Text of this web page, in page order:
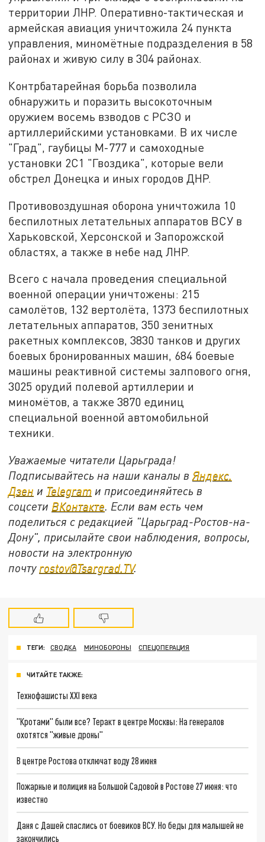
территории ЛНР. Оперативно-тактическая и
армейская авиация уничтожила 24 пункта
управления, миномётные подразделения в 58
районах и живую силу в 304 районах.
Контрбатарейная борьба позволила
обнаружить и поразить высокоточным
оружием восемь взводов с РСЗО и
артиллерийскими установками. В их числе
"Град", гаубицы M-777 и самоходные
установки 2С1 "Гвоздика", которые вели
обстрел Донецка и иных городов ДНР.
Противовоздушная оборона уничтожила 10
беспилотных летательных аппаратов ВСУ в
Харьковской, Херсонской и Запорожской
областях, а также в небе над ЛНР.
Всего с начала проведения специальной
военной операции уничтожены: 215
самолётов, 132 вертолёта, 1373 беспилотных
летательных аппаратов, 350 зенитных
ракетных комплексов, 3830 танков и других
боевых бронированных машин, 684 боевые
машины реактивной системы залпового огня,
3025 орудий полевой артиллерии и
миномётов, а также 3870 единиц
специальной военной автомобильной
техники.
Уважаемые читатели Царьграда!
Подписывайтесь на наши каналы вЯндекс.
Дзен и Telegram и присоединяйтесь в
соцсети ВКонтакте. Если вам есть чем
поделиться с редакцией "Царьград-Ростов-на-
Дону", присылайте свои наблюдения, вопросы,
новости на электронную
почту rostov@Tsargrad.ТV.
ТЕГИ: СВОДКА МИНОБОРОНЫ СПЕЦОПЕРАЦИЯ
ЧИТАЙТЕ ТАКЖЕ:
Технофашисты XXI века
"Кротами" были все? Теракт в центре Москвы: На генералов
охотятся "живые дроны"
В центре Ростова отключат воду 28 июня
Пожарные и полиция на Большой Садовой в Ростове 27 июня: что
известно
Даня с Дашей спаслись от боевиков ВСУ. Но беды для малышей не
закончились